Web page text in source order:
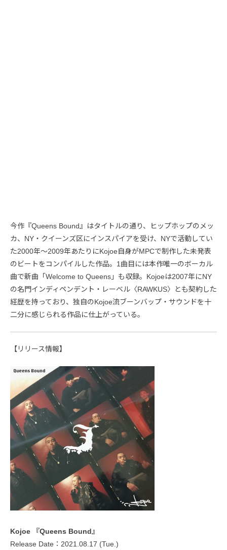
今作『Queens Bound』はタイトルの通り、ヒップホップのメッ
カ、NY・クイーンズ区にインスパイアを受け、NYで活動してい
た2000年〜2009年あたりにKojoe自身がMPCで制作した未発表
のビートをコンパイルした作品。1曲目には本作唯一のボーカル
曲で新曲「Welcome to Queens」も収録。Kojoeは2007年にNY
の名門インディペンデント・レーベル〈RAWKUS〉とも契約した
経歴を持っており、独自のKojoe流ブーンバップ・サウンドを十
二分に感じられる作品に仕上がっている。
【リリース情報】
Kojoe 『Queens Bound』
Release Date：2021.08.17 (Tue.)